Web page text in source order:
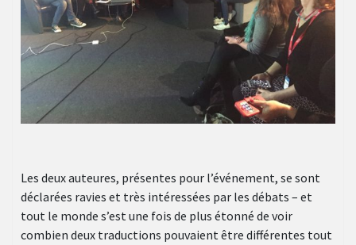
Les deux auteures, présentes pour l’événement, se sont
déclarées ravies et très intéressées par les débats – et
tout le monde s’est une fois de plus étonné de voir
combien deux traductions pouvaient être différentes tout